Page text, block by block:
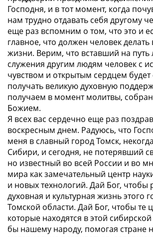
Господня, и в тот момент, когда
нам трудно отдавать себя другому
еще раз вспомним о том, что это и
главное, что должен человек
жизни. Верим, что вставший на путь
служения другим людям человек с
чувством и открытым сердцем будет
получать великую духовную
получаем в момент молитвы,
Божием.
Я всех вас сердечно еще раз
воскресным днем. Радуюсь, что
меня в славный город Томск,
Сибири, и сегодня, не потерявший
но известный во всей России и во
мира как замечательный центр
и новых технологий. Дай Бог, чтобы
духовная и культурная жизнь этого
Томской области. Дай Бог, чтобы те
которые находятся в этой
бы нашему народу, помогая стране